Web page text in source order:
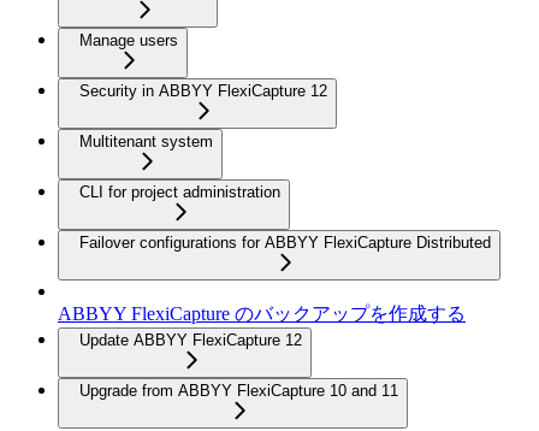
Manage users
Security in ABBYY FlexiCapture 12
Multitenant system
CLI for project administration
Failover configurations for ABBYY FlexiCapture Distributed
ABBYY FlexiCapture のバックアップを作成する
Update ABBYY FlexiCapture 12
Upgrade from ABBYY FlexiCapture 10 and 11